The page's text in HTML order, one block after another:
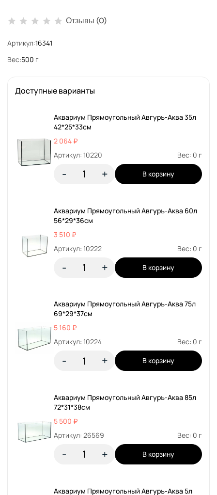
Отзывы (0)
Артикул:16341
Вес:500 г
Доступные варианты
Аквариум Прямоугольный Авгуръ-Аква 35л
42*25*33см
2 064 ₽
Артикул: 10220
Вес: 0 г
- + В корзину
Аквариум Прямоугольный Авгуръ-Аква 60л
56*29*36см
3 510 ₽
Артикул: 10222
Вес: 0 г
- + В корзину
Аквариум Прямоугольный Авгуръ-Аква 75л
69*29*37см
5 160 ₽
Артикул: 10224
Вес: 0 г
- + В корзину
Аквариум Прямоугольный Авгуръ-Аква 85л
72*31*38см
5 500 ₽
Артикул: 26569
Вес: 0 г
- + В корзину
Аквариум Прямоугольный Авгуръ-Аква 5л